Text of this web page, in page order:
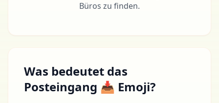
Büros zu finden.
Was bedeutet das
Posteingang 📥 Emoji?